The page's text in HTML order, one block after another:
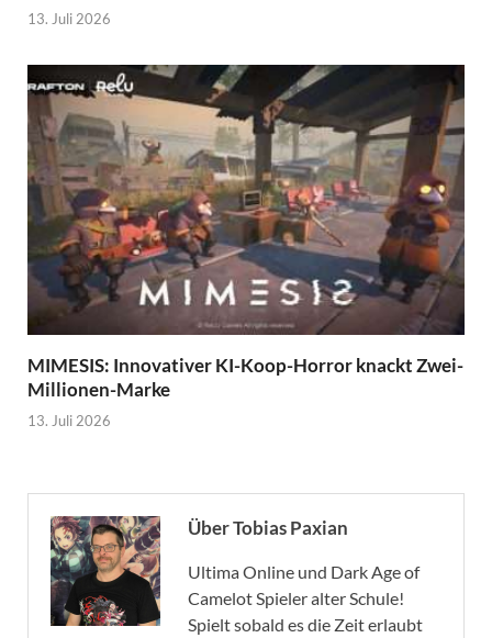
13. Juli 2026
MIMESIS: Innovativer KI-Koop-Horror knackt Zwei-
Millionen-Marke
13. Juli 2026
Über Tobias Paxian
Ultima Online und Dark Age of
Camelot Spieler alter Schule!
Spielt sobald es die Zeit erlaubt